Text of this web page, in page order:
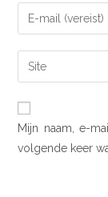
Mijn naam, e-
volgende keer